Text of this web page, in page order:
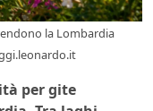
la Lombardia
per gite